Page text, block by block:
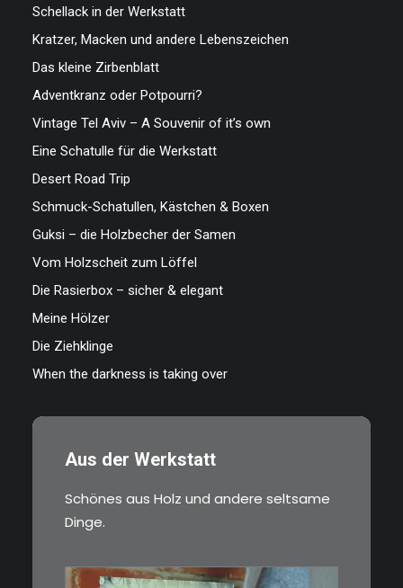
Schellack in der Werkstatt
Kratzer, Macken und andere Lebenszeichen
Das kleine Zirbenblatt
Adventkranz oder Potpourri?
Vintage Tel Aviv – A Souvenir of it’s own
Eine Schatulle für die Werkstatt
Desert Road Trip
Schmuck-Schatullen, Kästchen & Boxen
Guksi – die Holzbecher der Samen
Vom Holzscheit zum Löffel
Die Rasierbox – sicher & elegant
Meine Hölzer
Die Ziehklinge
When the darkness is taking over
Aus der Werkstatt
Schönes aus Holz und andere seltsame
Dinge.